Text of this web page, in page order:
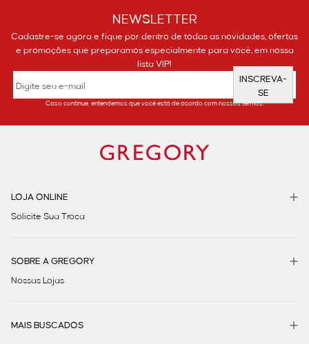
NEWSLETTER
Cadastre-se agora e fique por dentro de todas as novidades, ofertas
e promoções que preparamos especialmente para você, em nossa
lista VIP!
INSCREVA-
SE
Caso continue, entendemos que você está de acordo com nossos termos.
LOJA ONLINE
Solicite Sua Troca
SOBRE A GREGORY
Nossas Lojas
MAIS BUSCADOS